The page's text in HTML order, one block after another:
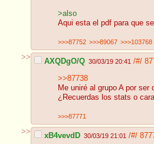
>also
Aqui esta el pdf para que
>>>87752 >>>89067 >>>103768
>> AXQDgO/Q 30/03/19 20:41 /#/
>>87738
Me uniré al grupo A por ser
¿Recuerdas los stats o
>>>87771
>> xB4vevdD 30/03/19 21:01 /#/